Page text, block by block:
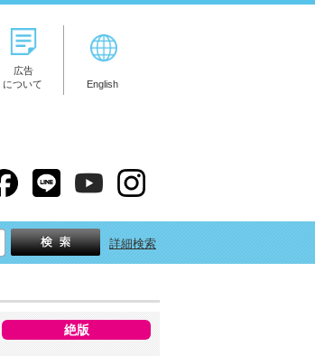
広告
について
English
詳細検索
絶版